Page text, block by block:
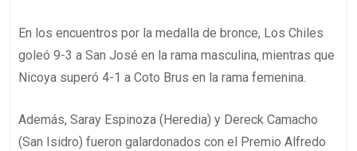
En los encuentros por la medalla de bronce, Los Chiles
goleó 9-3 a San José en la rama masculina, mientras que
Nicoya superó 4-1 a Coto Brus en la rama femenina.
Además, Saray Espinoza (Heredia) y Dereck Camacho
(San Isidro) fueron galardonados con el Premio Alfredo